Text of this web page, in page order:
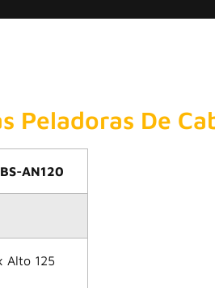
Peladoras De
AN120
Alto 125